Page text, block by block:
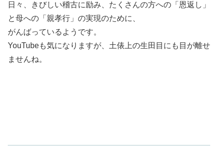
日々、きびしい稽古に励み、たくさんの方への「恩返し」
と母への「親孝行」の実現のために、
がんばっているようです。
YouTubeも気になりますが、土俵上の生田目にも目が離せ
ませんね。